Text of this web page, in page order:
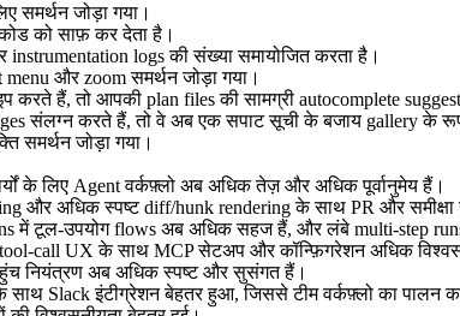
समर्थन जोड़ा गया।
को साफ़ कर देता है।
logs की संख्या समायोजित करता है।
और zoom समर्थन जोड़ा गया।
हैं, तो आपकी plan files की सामग्री autocomplete
संलग्न करते हैं, तो वे अब एक सपाट सूची के बजाय gallery के रूप
समर्थन जोड़ा गया।
के लिए Agent वर्कफ़्लो अब अधिक तेज़ और अधिक पूर्वानुमेय हैं।
और अधिक स्पष्ट diff/hunk rendering के साथ PR और समीक्षा
में टूल-उपयोग flows अब अधिक सहज हैं, और लंबे multi-step
call UX के साथ MCP सेटअप और कॉन्फ़िगरेशन अधिक
नियंत्रण अब अधिक स्पष्ट और सुसंगत हैं।
साथ Slack इंटीग्रेशन बेहतर हुआ, जिससे टीम वर्कफ़्लो का पालन